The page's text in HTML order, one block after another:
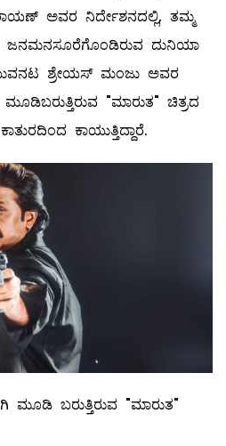
ಅವರ ನಿರ್ದೇಶನದಲ್ಲಿ, ತಮ್ಮ
ದುನಿಯಾ
ಶ್ರೇಯಸ್ ಮಂಜು ಅವರ
"ಮಾರುತ" ಚಿತ್ರದ
ಕಾಯುತ್ತಿದ್ದಾರೆ.
ಮೂಡಿ ಬರುತ್ತಿರುವ "ಮಾರುತ"